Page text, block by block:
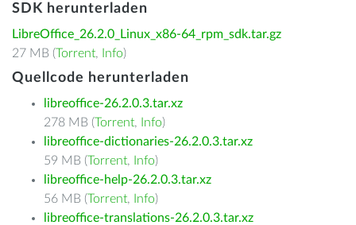
SDK herunterladen
LibreOffice_26.2.0_Linux_x86-64_rpm_sdk.tar.gz
27 MB (Torrent, Info)
Quellcode herunterladen
libreoffice-26.2.0.3.tar.xz
278 MB (Torrent, Info)
libreoffice-dictionaries-26.2.0.3.tar.xz
59 MB (Torrent, Info)
libreoffice-help-26.2.0.3.tar.xz
56 MB (Torrent, Info)
libreoffice-translations-26.2.0.3.tar.xz